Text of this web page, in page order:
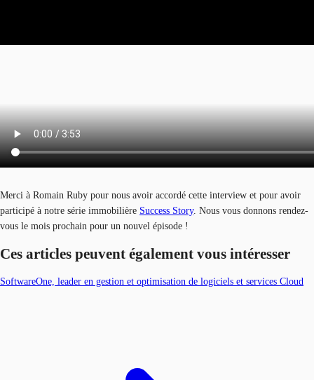
Merci à Romain Ruby pour nous avoir accordé cette interview et pour avoir
participé à notre série immobilière Success Story. Nous vous donnons rendez-
vous le mois prochain pour un nouvel épisode !
Ces articles peuvent également vous intéresser
SoftwareOne, leader en gestion et optimisation de logiciels et services Cloud